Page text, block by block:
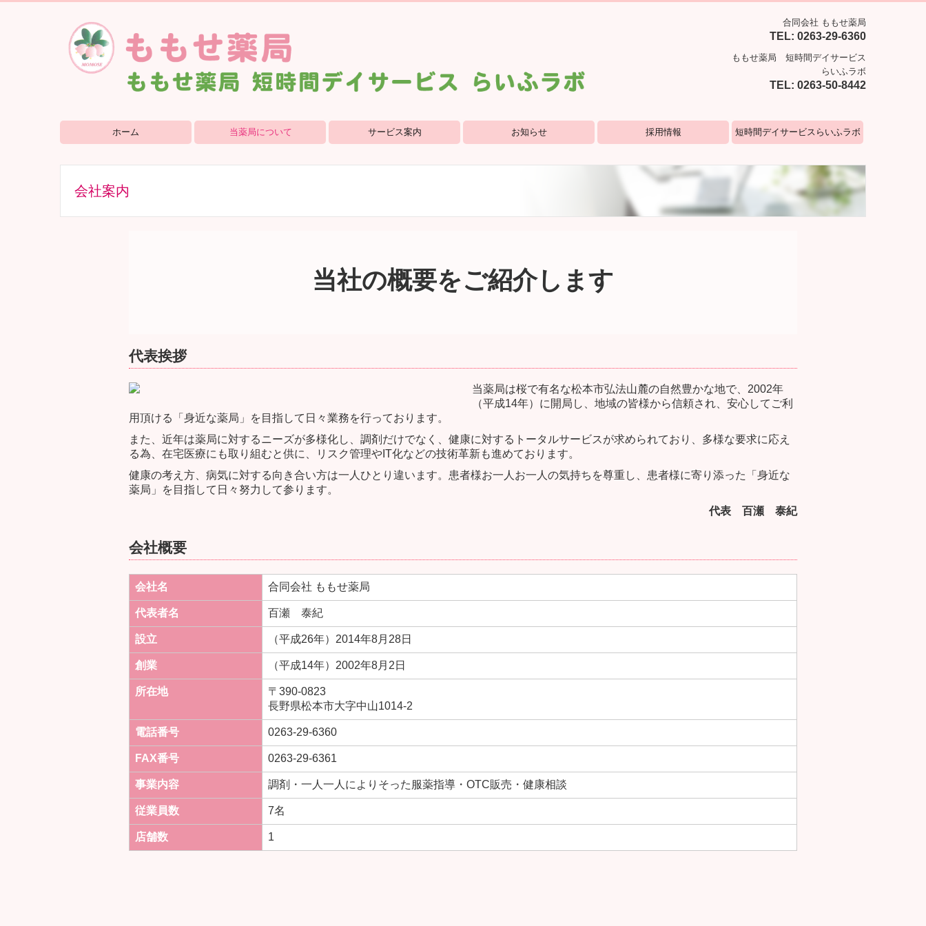
合同会社 ももせ薬局
TEL: 0263-29-6360
ももせ薬局 短時間デイサービス
らいふラボ
TEL: 0263-50-8442
ホーム 当薬局について サービス案内 お知らせ 採用情報 短時間デイサービスらいふラボ
会社案内
当社の概要をご紹介します
代表挨拶
当薬局は桜で有名な松本市弘法山麓の自然豊かな地で、2002年
（平成14年）に開局し、地域の皆様から信頼され、安心してご利
用頂ける「身近な薬局」を目指して日々業務を行っております。
また、近年は薬局に対するニーズが多様化し、調剤だけでなく、健康に対するトータルサービスが求められており、多様な要求に応え
る為、在宅医療にも取り組むと供に、リスク管理やIT化などの技術革新も進めております。
健康の考え方、病気に対する向き合い方は一人ひとり違います。患者様お一人お一人の気持ちを尊重し、患者様に寄り添った「身近な
薬局」を目指して日々努力して参ります。
代表 百瀬 泰紀
会社概要
会社名 合同会社 ももせ薬局
代表者名 百瀬 泰紀
設立 （平成26年）2014年8月28日
創業 （平成14年）2002年8月2日
所在地
〒390-0823
長野県松本市大字中山1014-2
電話番号 0263-29-6360
FAX番号 0263-29-6361
事業内容 調剤・一人一人によりそった服薬指導・OTC販売・健康相談
従業員数 7名
店舗数 1